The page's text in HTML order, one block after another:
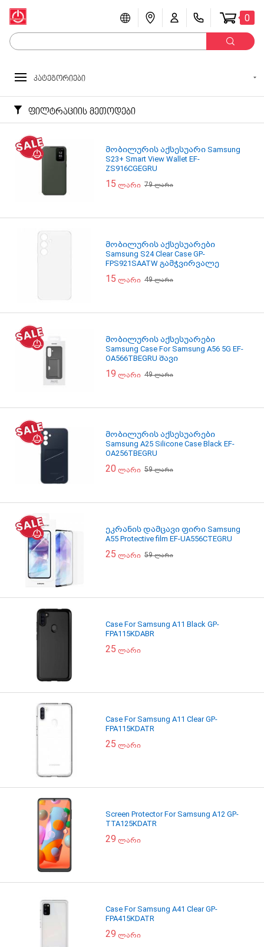
0
კატეგორიები
ფილტრაციის მეთოდები
მობილურის აქსესუარი Samsung
S23+ Smart View Wallet EF-
ZS916CGEGRU
15 ლარი 79ლარი
მობილურის აქსესუარები
Samsung S24 Clear Case GP-
FPS921SAATW გამჭვირვალე
15 ლარი 49ლარი
მობილურის აქსესუარები
Samsung Case For Samsung A56 5G EF-
OA566TBEGRU შავი
19 ლარი 49ლარი
მობილურის აქსესუარები
Samsung A25 Silicone Case Black EF-
OA256TBEGRU
20 ლარი 59ლარი
ეკრანის დამცავი ფირი Samsung
A55 Protective film EF-UA556CTEGRU
25 ლარი 59ლარი
Case For Samsung A11 Black GP-
FPA115KDABR
25 ლარი
Case For Samsung A11 Clear GP-
FPA115KDATR
25 ლარი
Screen Protector For Samsung A12 GP-
TTA125KDATR
29 ლარი
Case For Samsung A41 Clear GP-
FPA415KDATR
29 ლარი